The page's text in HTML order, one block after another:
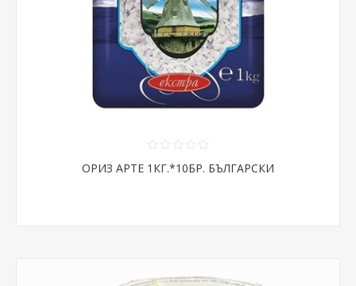
ОРИЗ АРТЕ 1КГ.*10БР. БЪЛГАРСКИ